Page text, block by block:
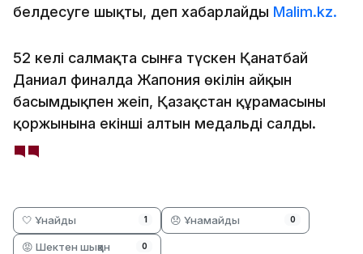
белдесуге шықты, деп хабарлайды Malim.kz.
52 келі салмақта сынға түскен Қанатбай
Даниал финалда Жапония өкілін айқын
басымдықпен жеңіп, Қазақстан құрамасының
қоржынына екінші алтын медальді салды.
🤍 Ұнайды 1 😞 Ұнамайды 0
😡 Шектен шыққан 0